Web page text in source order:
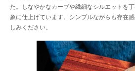
た。しなやかなカーブや繊細なシルエットを
象に仕上げています。シンプルながらも存在
しみください。